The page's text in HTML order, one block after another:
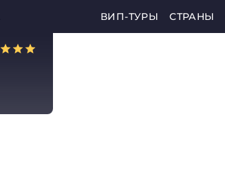
ВИП-ТУРЫ СТРАНЫ